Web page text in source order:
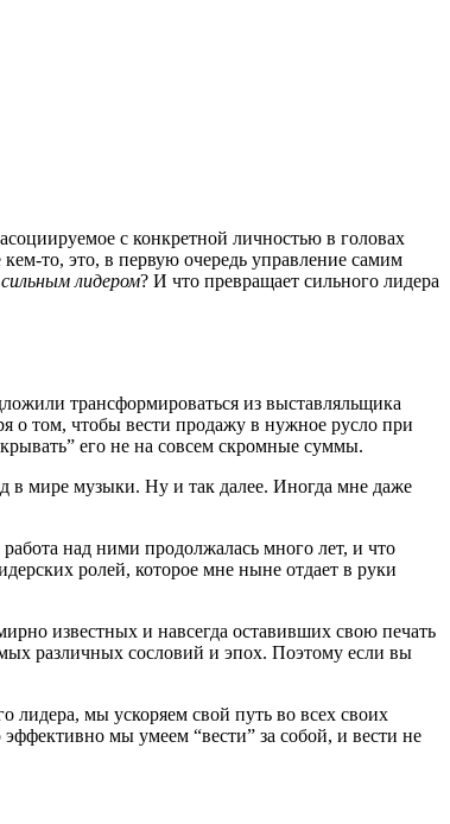
с конкретной личностью в головах
то, это, в первую очередь управление самим
сильным лидером? И что превращает сильного лидера
трансформироваться из выставляльщика
о том, чтобы вести продажу в нужное русло при
его не на совсем скромные суммы.
в мире музыки. Ну и так далее. Иногда мне даже
над ними продолжалась много лет, и что
ролей, которое мне ныне отдает в руки
известных и навсегда оставивших свою печать
различных сословий и эпох. Поэтому если вы
мы ускоряем свой путь во всех своих
эффективно мы умеем “вести” за собой, и вести не